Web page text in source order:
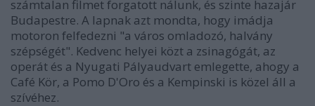
számtalan filmet forgatott nálunk, és szinte hazajár
Budapestre. A lapnak azt mondta, hogy imádja
motoron felfedezni "a város omladozó, halvány
szépségét". Kedvenc helyei közt a zsinagógát, az
operát és a Nyugati Pályaudvart emlegette, ahogy a
Café Kör, a Pomo D'Oro és a Kempinski is közel áll a
szívéhez.